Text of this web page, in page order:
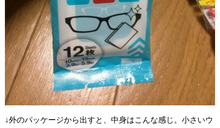
↓外のパッケージから出すと、中身はこんな感じ。小さいウ